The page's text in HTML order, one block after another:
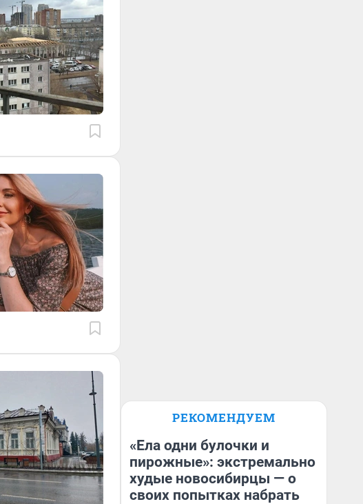
РЕКОМЕНДУЕМ
«Ела одни булочки и
пирожные»: экстремально
худые новосибирцы — о
своих попытках набрать